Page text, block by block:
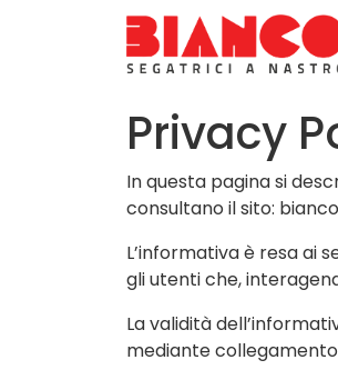
Privacy
In questa pagina si
consultano il sito:
L’informativa è resa ai
gli utenti che,
La validità
mediante